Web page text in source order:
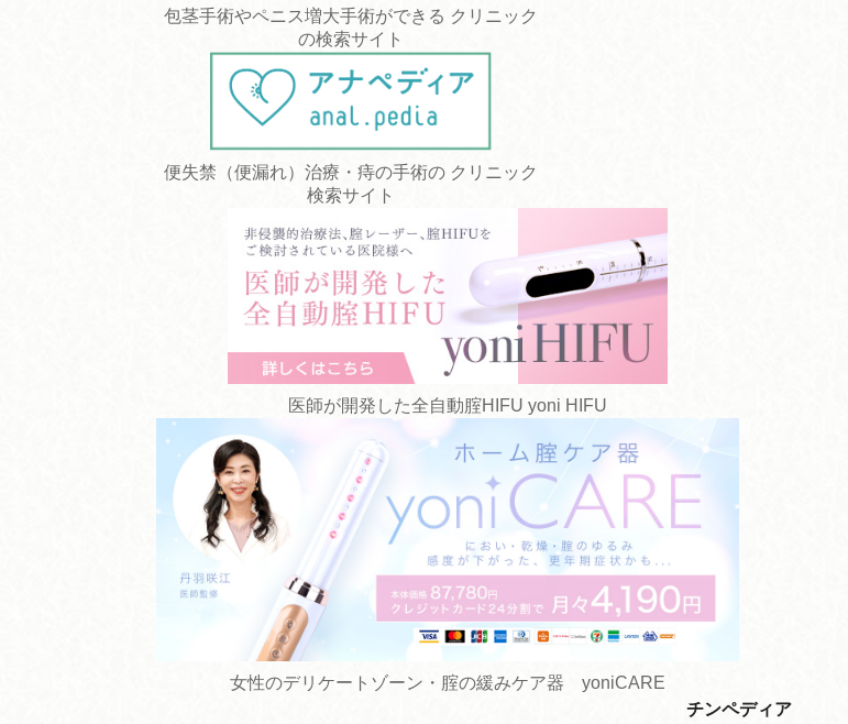
包茎手術やペニス増大手術ができる クリニック
の検索サイト
便失禁（便漏れ）治療・痔の手術の クリニック
検索サイト
医師が開発した全自動腟HIFU yoni HIFU
女性のデリケートゾーン・腟の緩みケア器 yoniCARE
チンペディア